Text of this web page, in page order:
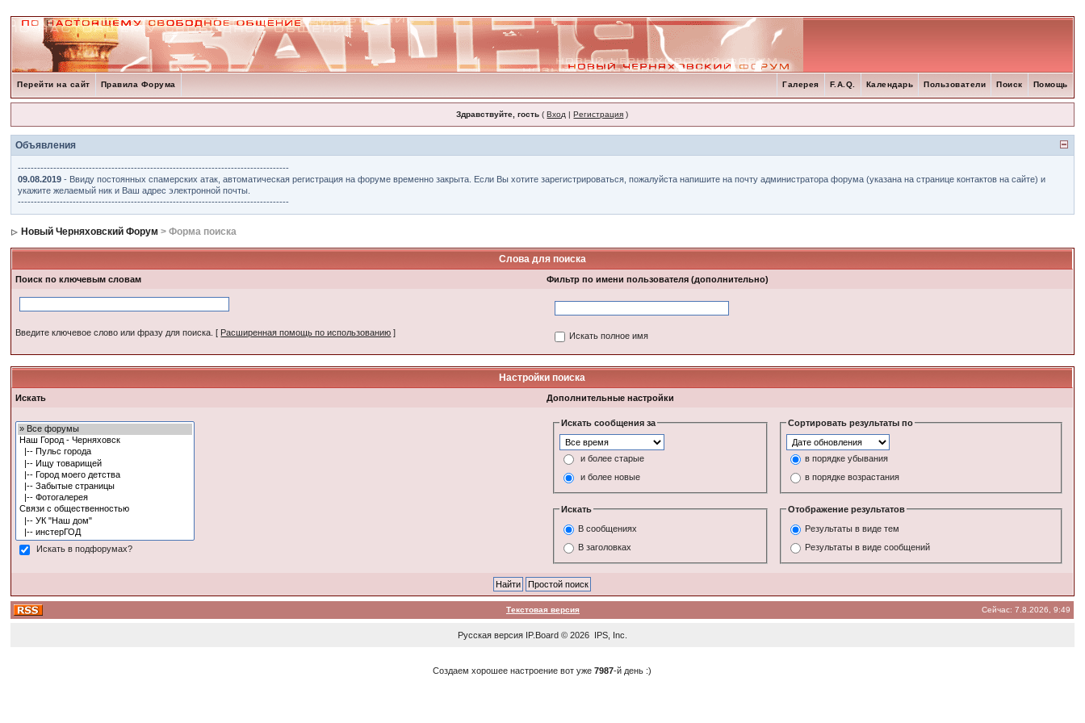
Перейти на сайт Правила Форума Помощь
Поиск
Пользователи
Календарь
F.A.Q.
Галерея
Здравствуйте, гость (Вход |Регистрация )
Объявления
------------------------------------------------------------------------------------
09.08.2019 - Ввиду постоянных спамерских атак, автоматическая регистрация на форуме временно закрыта. Если Вы хотите зарегистрироваться, пожалуйста напишите на почту администратора форума (указана на странице контактов на сайте) и
укажите желаемый ник и Ваш адрес электронной почты.
------------------------------------------------------------------------------------
Новый Черняховский Форум > Форма поиска
Слова для поиска
Поиск по ключевым словам Фильтр по имени пользователя (дополнительно)
Введите ключевое слово или фразу для поиска. [ Расширенная помощь по использованию ] Искать полное имя
Настройки поиска
Искать Дополнительные настройки
Искать в подфорумах?
Искать сообщения за
и более старые
и более новые
Сортировать результаты по
в порядке убывания
в порядке возрастания
Искать
В сообщениях
В заголовках
Отображение результатов
Результаты в виде тем
Результаты в виде сообщений
Текстовая версия Сейчас: 7.8.2026, 9:49
Русская версия IP.Board© 2026 IPS, Inc
Создаем хорошее настроение вот уже7987-й день :)